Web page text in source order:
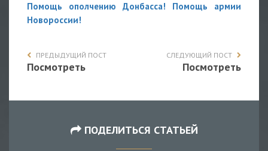
Помощь ополчению Донбасса! Помощь армии
Новороссии!
ПРЕДЫДУЩИЙ ПОСТ
Посмотреть
СЛЕДУЮЩИЙ ПОСТ
Посмотреть
ПОДЕЛИТЬСЯ СТАТЬЕЙ